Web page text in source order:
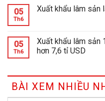
05
Th6
Xuất khẩu lâm sản
05
Th6
Xuất khẩu lâm sản
hơn 7,6 tỉ USD
BÀI XEM NHIỀU